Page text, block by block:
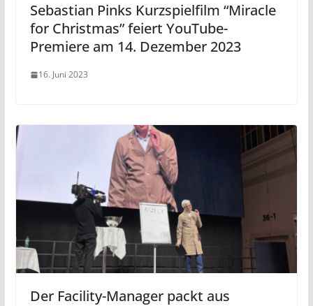
Sebastian Pinks Kurzspielfilm “Miracle
for Christmas” feiert YouTube-
Premiere am 14. Dezember 2023
16. Juni 2023
Der Facility-Manager packt aus